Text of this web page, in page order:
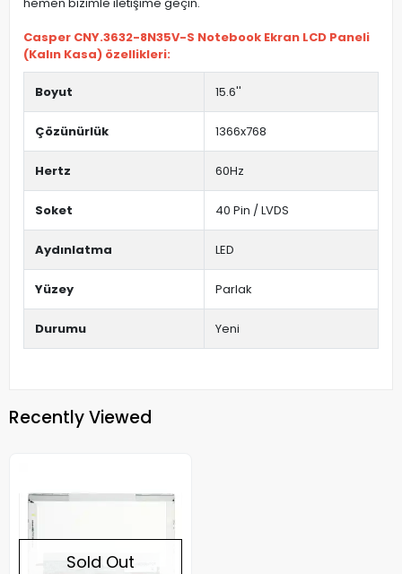
Casper CNY.3632-8N35V-S Notebook Ekran LCD Paneli
(Kalın Kasa) özellikleri:
Boyut 15.6''
Çözünürlük 1366x768
Hertz 60Hz
Soket 40 Pin / LVDS
Aydınlatma LED
Yüzey Parlak
Durumu Yeni
Recently Viewed
Sold Out